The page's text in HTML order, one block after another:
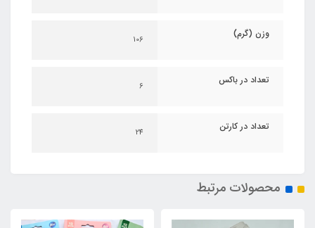
وزن (گرم) 106
تعداد در باکس 6
تعداد در کارتن 24
محصولات مرتبط